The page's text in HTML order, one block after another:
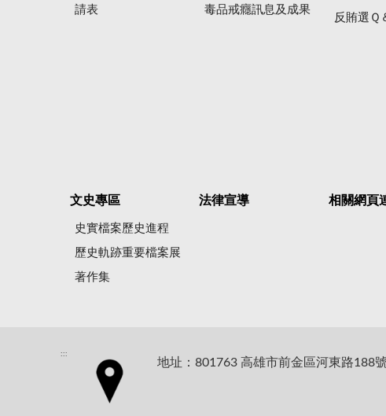
請表
毒品戒癮訊息及成果
反賄選Ｑ
文史專區
史實檔案歷史進程
歷史軌跡重要檔案展
著作集
法律宣導 相關網頁
:::
地址：801763 高雄市前金區河東路188號